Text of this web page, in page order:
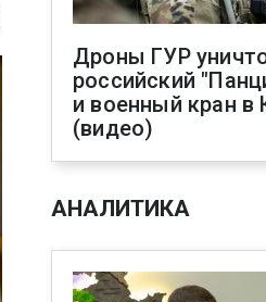
Дроны ГУР
российский
и военный кран в
(видео)
АНАЛИТИКА